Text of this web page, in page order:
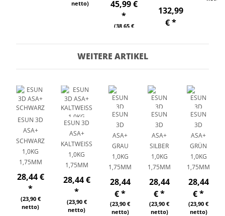
netto)
45,99 €
*
(38,65 €
132,99
€*
WEITERE ARTIKEL
ESUN 3D
ASA+
SCHWARZ
1,0KG
1,75MM
28,44 €
*
(23,90 €
netto)
ESUN 3D
ASA+
KALTWEISS 1
,0KG 1
,75MM
28,44 €
*
(23,90 €
netto)
ESUN
3D
ASA+
GRAU
1,0KG
1,75MM
28,44
€*
(23,90 €
netto)
ESUN
3D
ASA+
SILBER
1,0KG
1,75MM
28,44
€*
(23,90 €
netto)
ESUN
3D
ASA+
GRÜN
1,0KG
1,75MM
28,44
€*
(23,90 €
netto)